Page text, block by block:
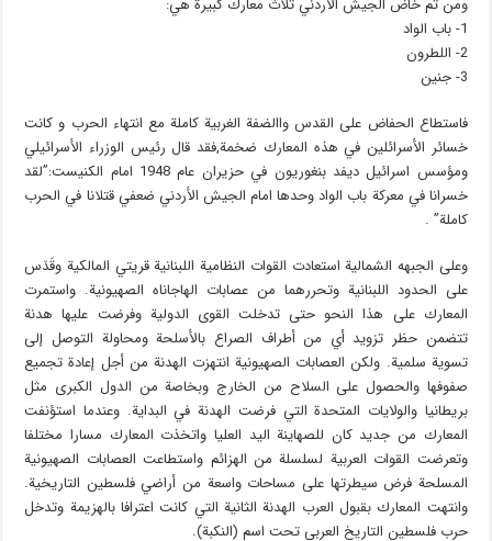
ومن ثم خاض الجيش الأردني ثلاث معارك كبيرة هي:
1- باب الواد
2- اللطرون
3- جنين
فاستطاع الحفاض على القدس واالضفة الغربية كاملة مع انتهاء الحرب و كانت
خسائر الأسرائلين في هذه المعارك ضخمة,فقد قال رئيس الوزراء الأسرائيلي
ومؤسس اسرائيل ديفد بنغوريون في حزيران عام 1948 امام الكنيست:”لقد
خسرانا في معركة باب الواد وحدها امام الجيش الأردني ضعفي قتلانا في الحرب
كاملة” .
وعلى الجبهه الشمالية استعادت القوات النظامية اللبنانية قريتي المالكية وقَدَس
على الحدود اللبنانية وتحررهما من عصابات الهاجاناه الصهيونية. واستمرت
المعارك على هذا النحو حتى تدخلت القوى الدولية وفرضت عليها هدنة
تتضمن حظر تزويد أي من أطراف الصراع بالأسلحة ومحاولة التوصل إلى
تسوية سلمية. ولكن العصابات الصهيونية انتهزت الهدنة من أجل إعادة تجميع
صفوفها والحصول على السلاح من الخارج وبخاصة من الدول الكبرى مثل
بريطانيا والولايات المتحدة التي فرضت الهدنة في البداية. وعندما استؤنفت
المعارك من جديد كان للصهاينة اليد العليا واتخذت المعارك مسارا مختلفا
وتعرضت القوات العربية لسلسلة من الهزائم واستطاعت العصابات الصهيونية
المسلحة فرض سيطرتها على مساحات واسعة من أراضي فلسطين التاريخية.
وانتهت المعارك بقبول العرب الهدنة الثانية التي كانت اعترافا بالهزيمة وتدخل
حرب فلسطين التاريخ العربي تحت اسم (النكبة).